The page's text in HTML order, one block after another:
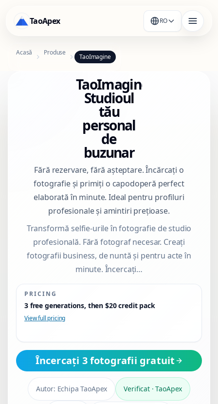
TaoApex RO
Acasă Produse
TaoImagine
TaoImagine:
Studioul
tău
personal
de
buzunar
Fără rezervare, fără așteptare. Încărcați o
fotografie și primiți o capodoperă perfect
elaborată în minute. Ideal pentru profiluri
profesionale și amintiri prețioase.
Transformă selfie-urile în fotografie de studio
profesională. Fără fotograf necesar. Creați
fotografii business, de nuntă și pentru acte în
minute. Încercați…
PRICING
3 free generations, then $20 credit pack
View full pricing
Încercați 3 fotografii gratuit
Autor: Echipa TaoApex Verificat·TaoApex